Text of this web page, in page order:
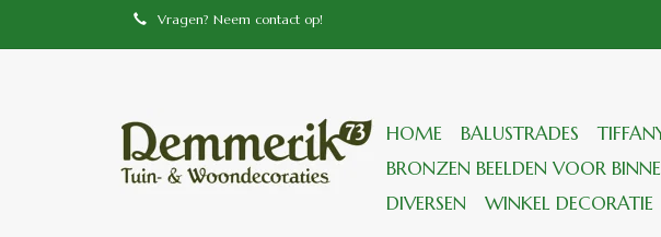
Vragen? Neem contact op!
HOME BALUSTRADES
BRONZEN BEELDEN VOOR
DIVERSEN
WINKEL DECORATIE